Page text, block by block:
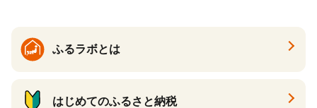
ふるラボとは
はじめてのふるさと納税